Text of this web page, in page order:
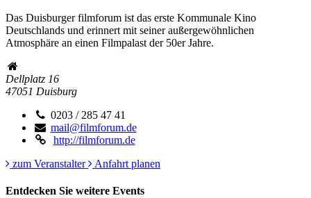
Das Duisburger filmforum ist das erste Kommunale Kino
Deutschlands und erinnert mit seiner außergewöhnlichen
Atmosphäre an einen Filmpalast der 50er Jahre.
Dellplatz 16
47051 Duisburg
0203 / 285 47 41
mail@filmforum.de
http://filmforum.de
zum Veranstalter
Anfahrt planen
Entdecken Sie weitere Events